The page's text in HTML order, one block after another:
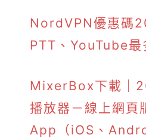
NordVPN優惠碼
PTT、YouTube最
MixerBox下載｜
播放器－線上網頁
App（iOS、